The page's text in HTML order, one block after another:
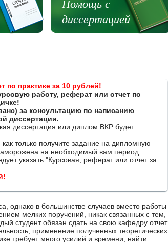
Помощь с
диссертацией
по практике за 10 рублей!
работу, реферат или отчет по
за консультацию по написанию
диссертации.
диссертация или диплом ВКР будет
только получите задание на дипломную
на необходимый вам период.
указать "Курсовая, реферат или отчет за
однако в большинстве случаев вместо работы
мелких поручений, никак связанных с тем,
студент обязан сдать на свою кафедру отчет
применение полученных теоретических
требует много усилий и времени, найти